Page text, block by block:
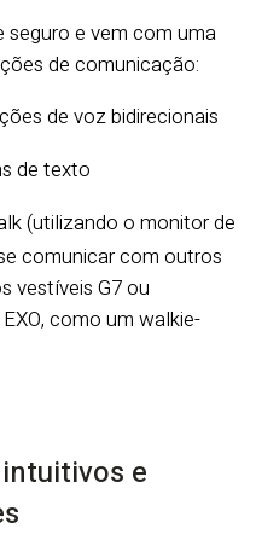
seguro e vem com uma
de comunicação:
de voz bidirecionais
de texto
(utilizando o monitor de
comunicar com outros
vestíveis G7 ou
como um walkie-
e